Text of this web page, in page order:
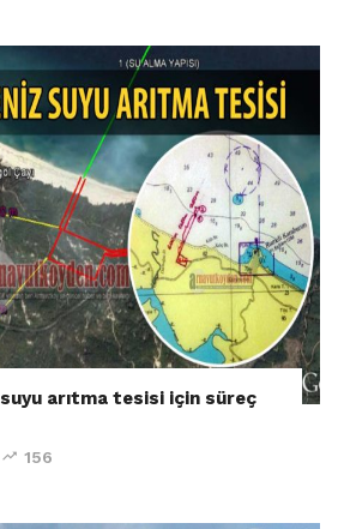
arıtma tesisi için süreç
156